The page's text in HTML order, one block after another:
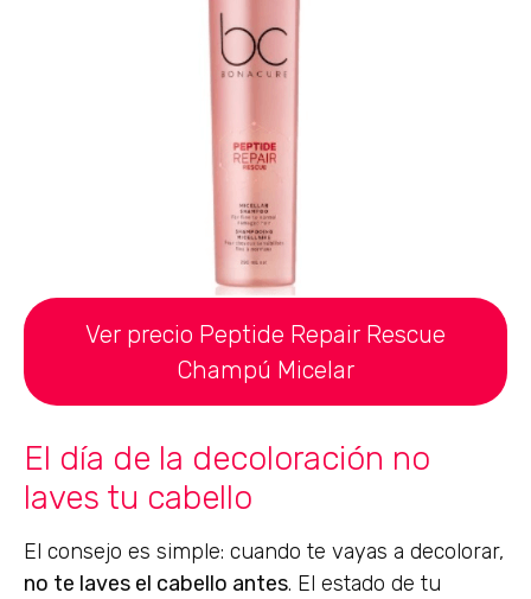
Ver precio Peptide Repair Rescue
Champú Micelar
El día de la decoloración no
laves tu cabello
El consejo es simple: cuando te vayas a decolorar,
no te laves el cabello antes. El estado de tu